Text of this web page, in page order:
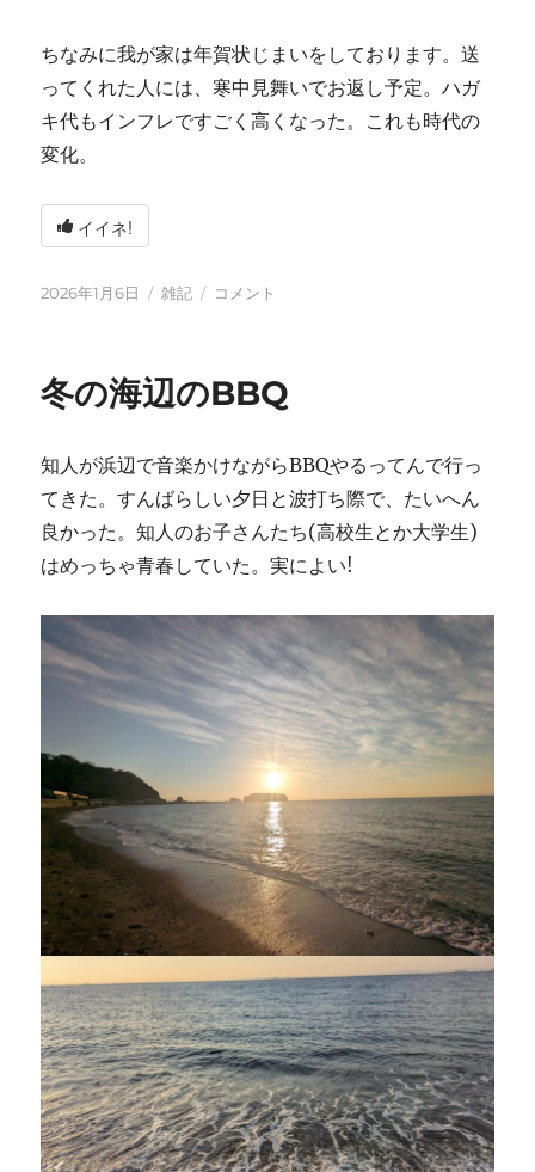
ちなみに我が家は年賀状じまいをしております。送
ってくれた人には、寒中見舞いでお返し予定。ハガ
キ代もインフレですごく高くなった。これも時代の
変化。
イイネ!
投
2026年1月6日
カ
ー
雑記
2026
コメント
冬の海辺のBBQ
知人が浜辺で音楽かけながらBBQやるってんで行っ
てきた。すんばらしい夕日と波打ち際で、たいへん
良かった。知人のお子さんたち(高校生とか大学生)
はめっちゃ青春していた。実によい!